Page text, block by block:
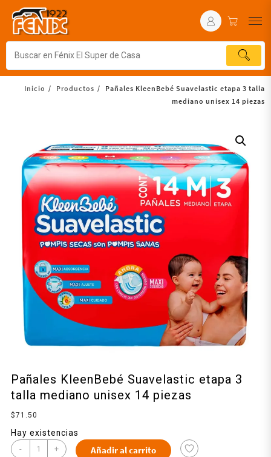
Inicio Productos
Pañales KleenBebé Suavelastic etapa 3 talla
mediano unisex 14 piezas
Pañales KleenBebé Suavelastic etapa 3
talla mediano unisex 14 piezas
$71.50
Hay existencias
- + Añadir al carrito